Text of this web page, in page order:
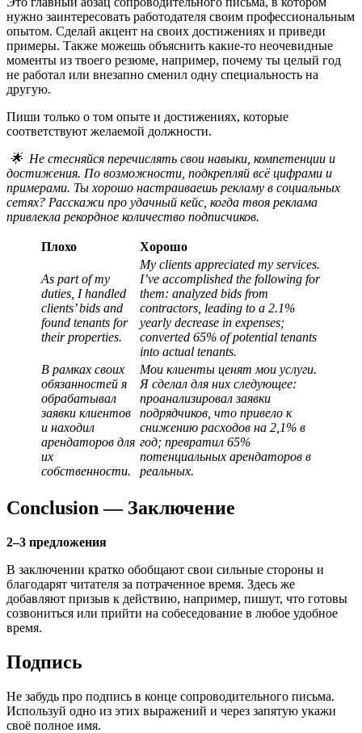
нужно заинтересовать работодателя своим профессиональным
опытом. Сделай акцент на своих достижениях и приведи
примеры. Также можешь объяснить какие-то неочевидные
моменты из твоего резюме, например, почему ты целый год
не работал или внезапно сменил одну специальность на
другую.
Пиши только о том опыте и достижениях, которые
соответствуют желаемой должности.
🌟 Не стесняйся перечислять свои навыки, компетенции и
достижения. По возможности, подкрепляй всё цифрами и
примерами. Ты хорошо настраиваешь рекламу в социальных
сетях? Расскажи про удачный кейс, когда твоя реклама
привлекла рекордное количество подписчиков.
Плохо Хорошо
As part of my
duties, I handled
clients’ bids and
found tenants for
their properties.
My clients appreciated my services.
I’ve accomplished the following for
them: analyzed bids from
contractors, leading to a 2.1%
yearly decrease in expenses;
converted 65% of potential tenants
into actual tenants.
В рамках своих
обязанностей я
обрабатывал
заявки клиентов
и находил
арендаторов для
их
собственности.
Мои клиенты ценят мои услуги.
Я сделал для них следующее:
проанализировал заявки
подрядчиков, что привело к
снижению расходов на 2,1% в
год; превратил 65%
потенциальных арендаторов в
реальных.
Conclusion — Заключение
2–3 предложения
В заключении кратко обобщают свои сильные стороны и
благодарят читателя за потраченное время. Здесь же
добавляют призыв к действию, например, пишут, что готовы
созвониться или прийти на собеседование в любое удобное
время.
Подпись
Не забудь про подпись в конце сопроводительного письма.
Используй одно из этих выражений и через запятую укажи
своё полное имя.